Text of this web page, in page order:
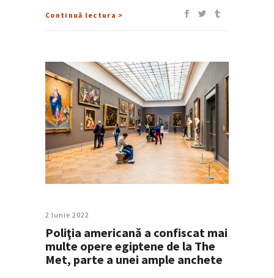
Continuă lectura >
2 Iunie 2022
Poliţia americană a confiscat mai
multe opere egiptene de la The
Met, parte a unei ample anchete